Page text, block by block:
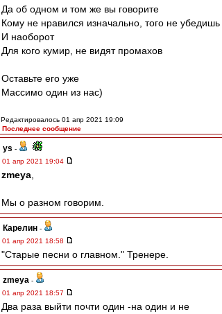
Да об одном и том же вы говорите
Кому не нравился изначально, того не убедишь
И наоборот
Для кого кумир, не видят промахов
Оставьте его уже
Массимо один из нас)
Редактировалось 01 апр 2021 19:09
Последнее сообщение
ys -
01 апр 2021 19:04
zmeya
Мы о разном говорим.
Карелин -
01 апр 2021 18:58
"Старые песни о главном." Тренере.
zmeya -
01 апр 2021 18:57
Два раза выйти почти один -на один и не